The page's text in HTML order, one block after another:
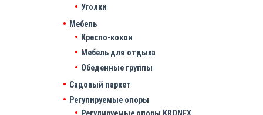
Уголки
Мебель
Кресло-кокон
Мебель для отдыха
Обеденные группы
Садовый паркет
Регулируемые опоры